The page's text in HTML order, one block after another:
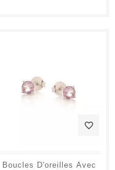
favorite_border
Boucles D'oreilles Avec